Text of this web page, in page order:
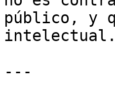
público, y
intelectual.
---